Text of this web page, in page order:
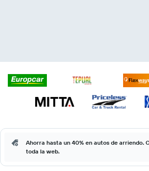
Ahorra hasta un 40% en autos de arriendo.
toda la web.